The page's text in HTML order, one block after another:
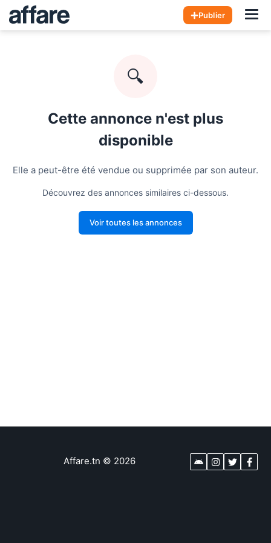
Publier
🔍
Cette annonce n'est plus
disponible
Elle a peut-être été vendue ou supprimée par son auteur.
Découvrez des annonces similaires ci-dessous.
Voir toutes les annonces
Affare.tn © 2026